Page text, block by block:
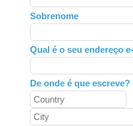
field
blank
Sobrenome
Qual é o seu endereço
De onde é que escreve?